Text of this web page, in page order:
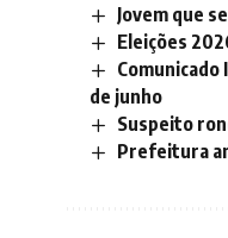
Jovem que
Eleições
de junho
Suspeito
Prefeitura